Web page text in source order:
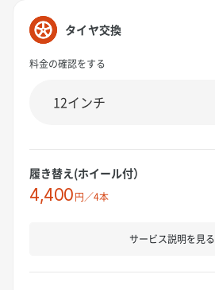
タイヤ交換
料金の確認をする
履き替え(ホイール付）
4,400円／4本
サービス説明を見る